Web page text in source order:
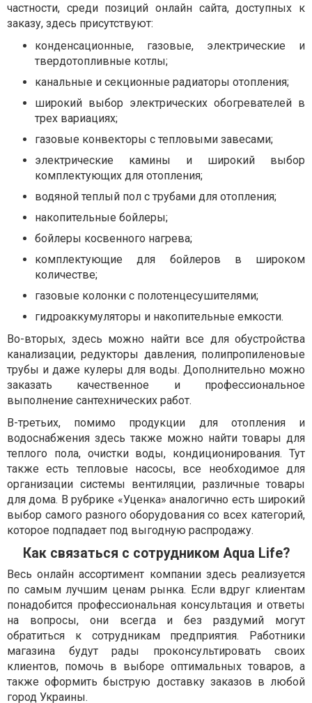
частности, среди позиций онлайн сайта, доступных к
заказу, здесь присутствуют:
конденсационные, газовые, электрические и
твердотопливные котлы;
канальные и секционные радиаторы отопления;
широкий выбор электрических обогревателей в
трех вариациях;
газовые конвекторы с тепловыми завесами;
электрические камины и широкий выбор
комплектующих для отопления;
водяной теплый пол с трубами для отопления;
накопительные бойлеры;
бойлеры косвенного нагрева;
комплектующие для бойлеров в широком
количестве;
газовые колонки с полотенцесушителями;
гидроаккумуляторы и накопительные емкости.
Во-вторых, здесь можно найти все для обустройства
канализации, редукторы давления, полипропиленовые
трубы и даже кулеры для воды. Дополнительно можно
заказать качественное и профессиональное
выполнение сантехнических работ.
В-третьих, помимо продукции для отопления и
водоснабжения здесь также можно найти товары для
теплого пола, очистки воды, кондиционирования. Тут
также есть тепловые насосы, все необходимое для
организации системы вентиляции, различные товары
для дома. В рубрике «Уценка» аналогично есть широкий
выбор самого разного оборудования со всех категорий,
которое подпадает под выгодную распродажу.
Как связаться с сотрудником Aqua Life?
Весь онлайн ассортимент компании здесь реализуется
по самым лучшим ценам рынка. Если вдруг клиентам
понадобится профессиональная консультация и ответы
на вопросы, они всегда и без раздумий могут
обратиться к сотрудникам предприятия. Работники
магазина будут рады проконсультировать своих
клиентов, помочь в выборе оптимальных товаров, а
также оформить быструю доставку заказов в любой
город Украины.